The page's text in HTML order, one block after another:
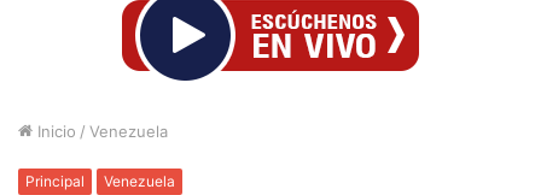
Inicio / Venezuela
Principal Venezuela